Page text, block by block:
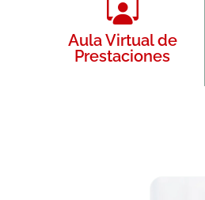
Aula Virtual de
Prestaciones